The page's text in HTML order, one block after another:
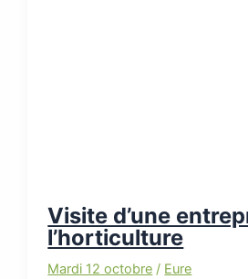
Visite d’une
l’horticulture
Mardi 12 octobre / Eure